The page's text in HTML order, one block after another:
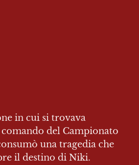
in cui si trovava
del Campionato
una tragedia che
il destino di Niki.